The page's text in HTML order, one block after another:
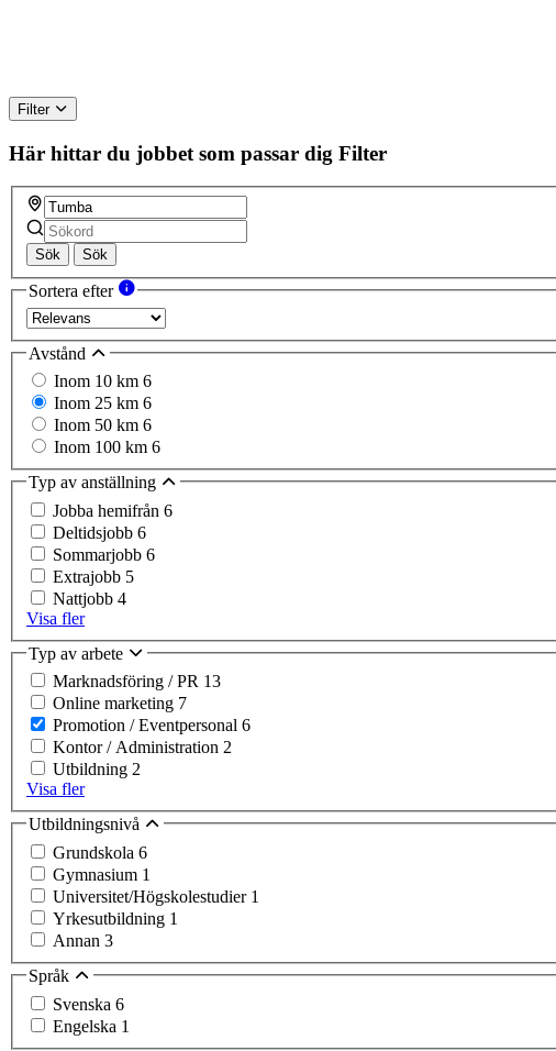
Filter
Här hittar du jobbet som passar dig Filter
Sök Sök
Sortera efter
Avstånd
Inom 10 km 6
Inom 25 km 6
Inom 50 km 6
Inom 100 km 6
Typ av anställning
Jobba hemifrån 6
Deltidsjobb 6
Sommarjobb 6
Extrajobb 5
Nattjobb 4
Visa fler
Typ av arbete
Marknadsföring / PR 13
Online marketing 7
Promotion / Eventpersonal 6
Kontor / Administration 2
Utbildning 2
Visa fler
Utbildningsnivå
Grundskola 6
Gymnasium 1
Universitet/Högskolestudier 1
Yrkesutbildning 1
Annan 3
Språk
Svenska 6
Engelska 1